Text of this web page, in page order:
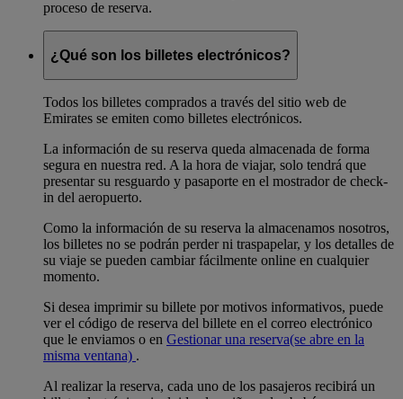
proceso de reserva.
¿Qué son los billetes electrónicos?
Todos los billetes comprados a través del sitio web de
Emirates se emiten como billetes electrónicos.
La información de su reserva queda almacenada de forma
segura en nuestra red. A la hora de viajar, solo tendrá que
presentar su resguardo y pasaporte en el mostrador de check-
in del aeropuerto.
Como la información de su reserva la almacenamos nosotros,
los billetes no se podrán perder ni traspapelar, y los detalles de
su viaje se pueden cambiar fácilmente online en cualquier
momento.
Si desea imprimir su billete por motivos informativos, puede
ver el código de reserva del billete en el correo electrónico
que le enviamos o en Gestionar una reserva(se abre en la
misma ventana) .
Al realizar la reserva, cada uno de los pasajeros recibirá un